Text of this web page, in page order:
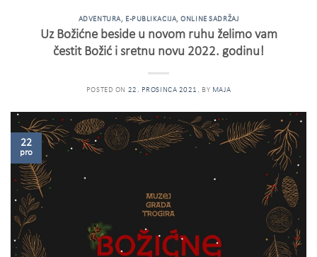
ADVENTURA, E-PUBLIKACIJA,ONLINE SADRŽAJ
Uz Božićne beside u novom ruhu želimo vam
čestit Božić i sretnu novu 2022. godinu!
POSTED ON 22. PROSINCA 2021. BY MAJA
22
pro